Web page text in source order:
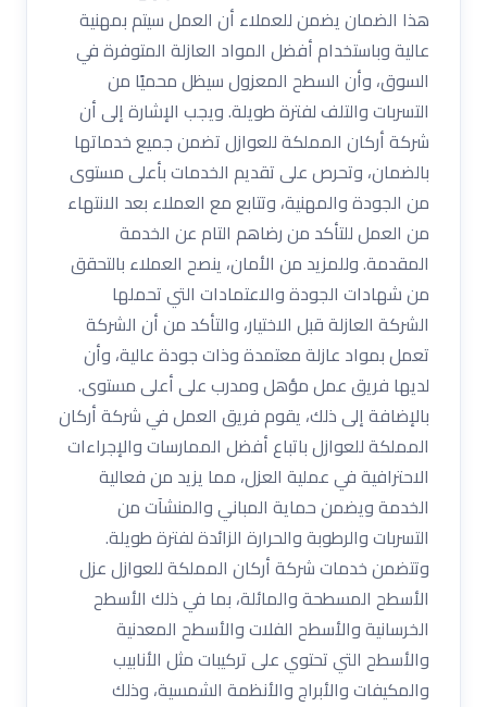
هذا الضمان يضمن للعملاء أن العمل سيتم بمهنية
عالية وباستخدام أفضل المواد العازلة المتوفرة في
السوق، وأن السطح المعزول سيظل محميًا من
التسربات والتلف لفترة طويلة. ويجب الإشارة إلى أن
شركة أركان المملكة للعوازل تضمن جميع خدماتها
بالضمان، وتحرص على تقديم الخدمات بأعلى مستوى
من الجودة والمهنية، وتتابع مع العملاء بعد الانتهاء
من العمل للتأكد من رضاهم التام عن الخدمة
المقدمة. وللمزيد من الأمان، ينصح العملاء بالتحقق
من شهادات الجودة والاعتمادات التي تحملها
الشركة العازلة قبل الاختيار، والتأكد من أن الشركة
تعمل بمواد عازلة معتمدة وذات جودة عالية، وأن
لديها فريق عمل مؤهل ومدرب على أعلى مستوى.
بالإضافة إلى ذلك، يقوم فريق العمل في شركة أركان
المملكة للعوازل باتباع أفضل الممارسات والإجراءات
الاحترافية في عملية العزل، مما يزيد من فعالية
الخدمة ويضمن حماية المباني والمنشآت من
التسربات والرطوبة والحرارة الزائدة لفترة طويلة.
وتتضمن خدمات شركة أركان المملكة للعوازل عزل
الأسطح المسطحة والمائلة، بما في ذلك الأسطح
الخرسانية والأسطح الفلات والأسطح المعدنية
والأسطح التي تحتوي على تركيبات مثل الأنابيب
والمكيفات والأبراج والأنظمة الشمسية، وذلك